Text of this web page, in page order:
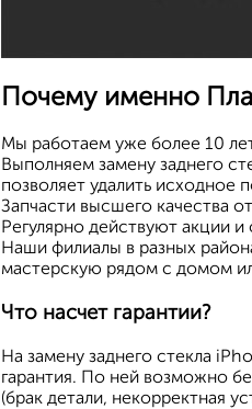
Почему именно
Мы работаем уже более 10
Выполняем замену заднего
позволяет удалить исходное
Запчасти высшего качества
Регулярно действуют акции
Наши филиалы в разных
мастерскую рядом с домом
Что насчет гарантии?
На замену заднего стекла
гарантия. По ней возможно
(брак детали, некорректная